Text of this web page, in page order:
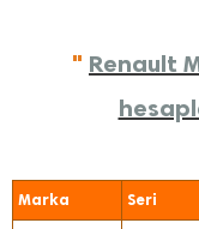
" Renault
Marka Seri